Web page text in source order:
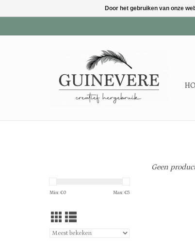
Min: €0 Max: €5
Geen
Door het gebruiken van onze